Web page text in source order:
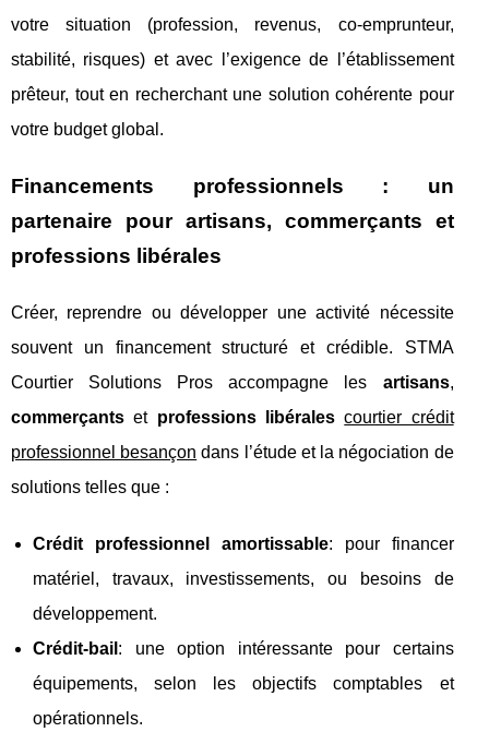
votre situation (profession, revenus, co‑emprunteur,
stabilité, risques) et avec l’exigence de l’établissement
prêteur, tout en recherchant une solution cohérente pour
votre budget global.
Financements professionnels : un
partenaire pour artisans, commerçants et
professions libérales
Créer, reprendre ou développer une activité nécessite
souvent un financement structuré et crédible. STMA
Courtier Solutions Pros accompagne les artisans,
commerçants et professions libérales courtier crédit
professionnel besançon dans l’étude et la négociation de
solutions telles que :
Crédit professionnel amortissable: pour financer
matériel, travaux, investissements, ou besoins de
développement.
Crédit‑bail : une option intéressante pour certains
équipements, selon les objectifs comptables et
opérationnels.